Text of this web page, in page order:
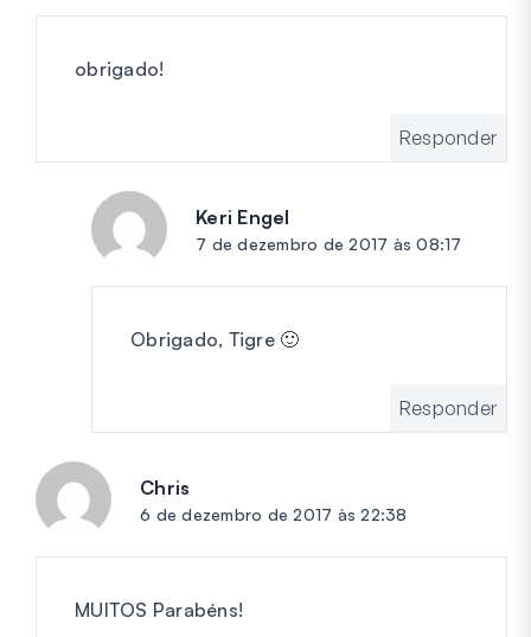
obrigado!
Responder
Keri Engel
7 de dezembro de 2017 às 08:17
Obrigado, Tigre 🙂
Responder
Chris
6 de dezembro de 2017 às 22:38
MUITOS Parabéns!